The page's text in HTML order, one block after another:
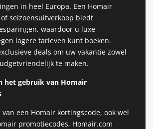
in heel Europa. Een Homair
seizoensuitverkoop biedt
waardoor u luxe
lagere tarieven kunt boeken.
deals om uw vakantie zowel
te maken.
het gebruik van Homair
van een Homair kortingscode, ook wel
promotiecodes, Homair.com